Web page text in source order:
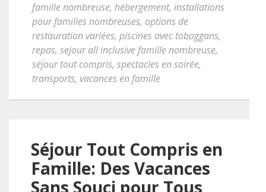
famille nombreuse, hébergement, installations
pour familles nombreuses, options de
restauration variées, piscines avec toboggans,
repas, sejour all inclusive famille nombreuse,
séjour tout compris, spectacles en soirée,
transports, vacances en famille
Séjour Tout Compris en
Famille: Des Vacances
Sans Souci pour Tous